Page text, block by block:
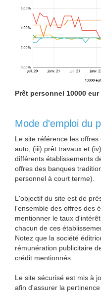
Prêt personnel 10000
Mode d'emploi du
Le site référence les
auto, (iii) prêt travaux et
différents établissements
offres des banques
personnel à court terme).
L'objectif du site est de
l'ensemble des offres des
mentionner le taux
chacun de ces
Notez que la société
rémunération publicitaire
crédit mentionnés.
Le site sécurisé est mis à
afin d'assurer la